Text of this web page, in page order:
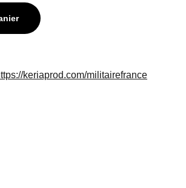
keriaprod.com/militairefrance